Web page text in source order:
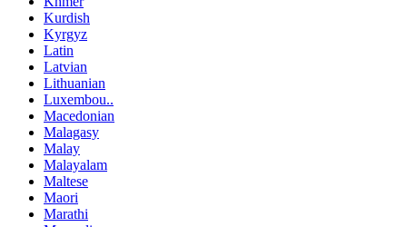
Kurdish
Kyrgyz
Latin
Latvian
Lithuanian
Luxembou..
Macedonian
Malagasy
Malay
Malayalam
Maltese
Maori
Marathi